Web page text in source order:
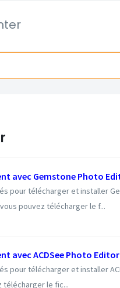
avec Gemstone Photo
pour télécharger et installer
pouvez télécharger le f...
avec ACDSee Photo Editor
pour télécharger et installer
télécharger le fic...